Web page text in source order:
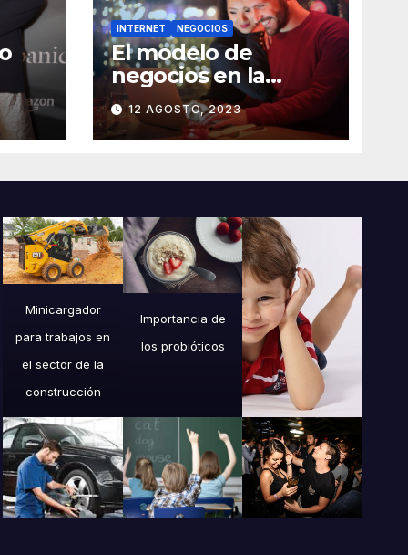
INTERNET NEGOCIOS
El modelo de
negocios en la
reventa de entradas
por internet
12 AGOSTO, 2023
Minicargador
para trabajos en
el sector de la
construcción
Importancia de
los probióticos